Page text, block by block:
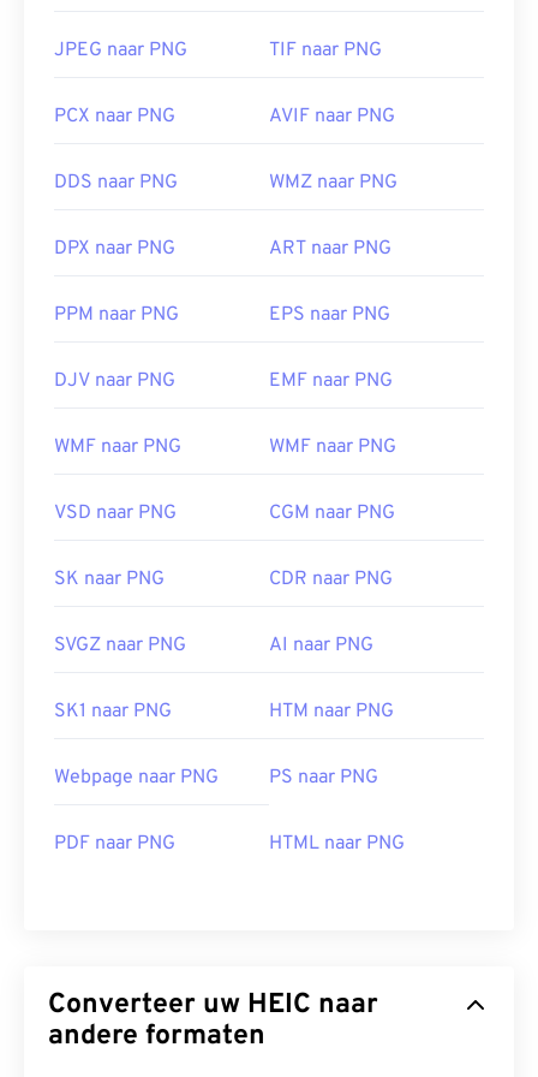
JPEG naar PNG TIF naar PNG
PCX naar PNG AVIF naar PNG
DDS naar PNG WMZ naar PNG
DPX naar PNG ART naar PNG
PPM naar PNG EPS naar PNG
DJV naar PNG EMF naar PNG
WMF naar PNG WMF naar PNG
VSD naar PNG CGM naar PNG
SK naar PNG CDR naar PNG
SVGZ naar PNG AI naar PNG
SK1 naar PNG HTM naar PNG
Webpage naar PNG PS naar PNG
PDF naar PNG HTML naar PNG
Converteer uw HEIC naar
andere formaten